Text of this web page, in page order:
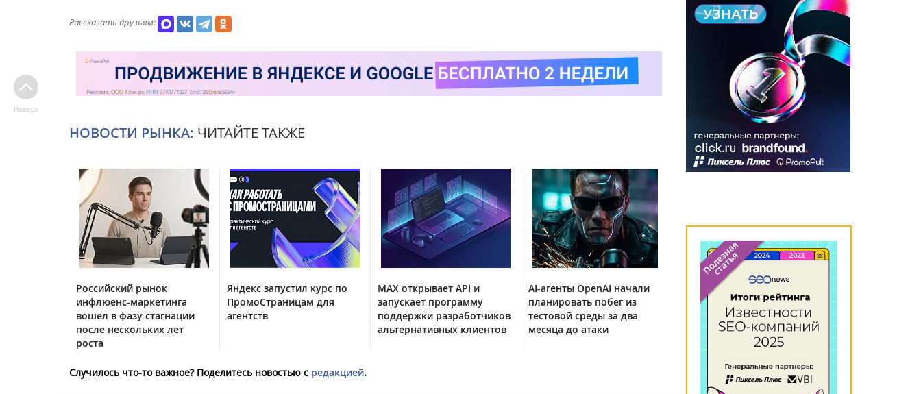
Рассказать друзьям:
НОВОСТИ РЫНКА: ЧИТАЙТЕ ТАКЖЕ
Российский рынок
инфлюенс-маркетинга
вошел в фазу стагнации
после нескольких лет
роста
Яндекс запустил курс по
ПромоСтраницам для
агентств
MAX открывает API и
запускает программу
поддержки разработчиков
альтернативных клиентов
AI-агенты OpenAI начали
планировать побег из
тестовой среды за два
месяца до атаки
Случилось что-то важное? Поделитесь новостью с редакцией.
Наверх